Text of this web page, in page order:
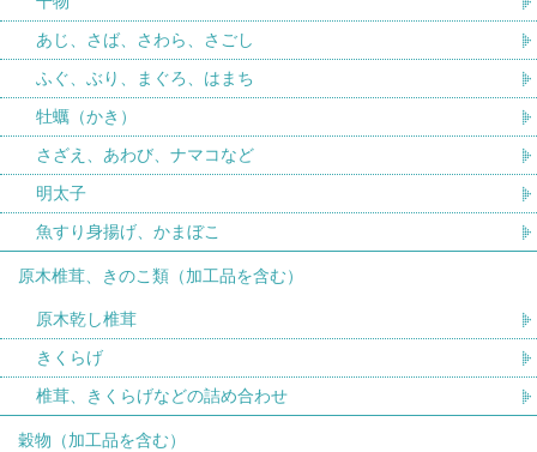
あじ、さば、さわら、さごし
ふぐ、ぶり、まぐろ、はまち
牡蠣（かき）
さざえ、あわび、ナマコなど
明太子
魚すり身揚げ、かまぼこ
原木椎茸、きのこ類（加工品を含む）
原木乾し椎茸
きくらげ
椎茸、きくらげなどの詰め合わせ
穀物（加工品を含む）